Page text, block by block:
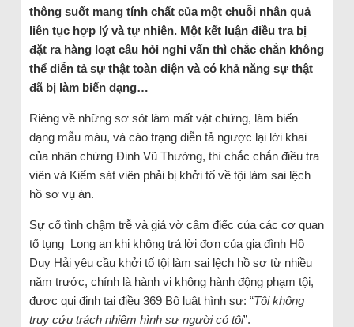
thông suốt mang tính chất của một chuỗi nhân quả
liên tục hợp lý và tự nhiên. Một kết luận điều tra bị
đặt ra hàng loạt câu hỏi nghi vấn thì chắc chắn không
thể diễn tả sự thật toàn diện và có khả năng sự thật
đã bị làm biến dạng…
Riêng về những sơ sót làm mất vật chứng, làm biến
dạng mẫu máu, và cáo trạng diễn tả ngược lại lời khai
của nhân chứng Đinh Vũ Thường, thì chắc chắn điều tra
viên và Kiểm sát viên phải bị khởi tố về tội làm sai lệch
hồ sơ vụ án.
Sự cố tình chậm trễ và giả vờ câm điếc của các cơ quan
tố tụng Long an khi không trả lời đơn của gia đình Hồ
Duy Hải yêu cầu khởi tố tội làm sai lệch hồ sơ từ nhiều
năm trước, chính là hành vi không hành động phạm tội,
được qui định tại điều 369 Bộ luật hình sự: “Tội không
truy cứu trách nhiệm hình sự người có tội”.